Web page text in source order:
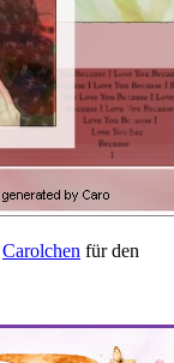
Carolchen für den